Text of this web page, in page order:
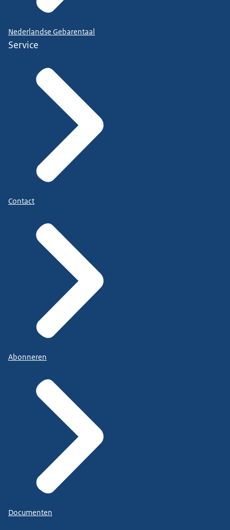
Nederlandse Gebarentaal
Service
Contact
Abonneren
Documenten